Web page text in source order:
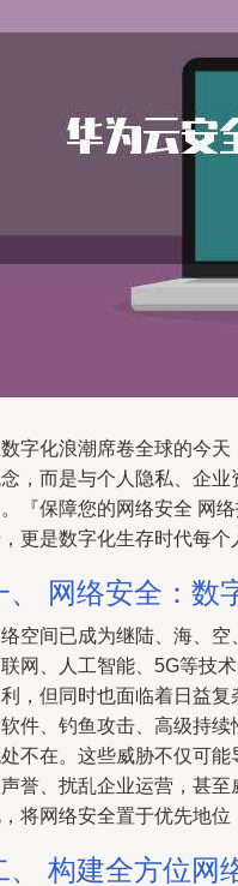
字化浪潮席卷全球的今
，而是与个人隐私、企
『保障您的网络安全 网
更是数字化生存时代每
、 网络安全：数
空间已成为继陆、海、空
网、人工智能、5G等技
，但同时也面临着日益
件、钓鱼攻击、高级持
不在。这些威胁不仅可
誉、扰乱企业运营，甚
将网络安全置于优先地位
、 构建全方位网